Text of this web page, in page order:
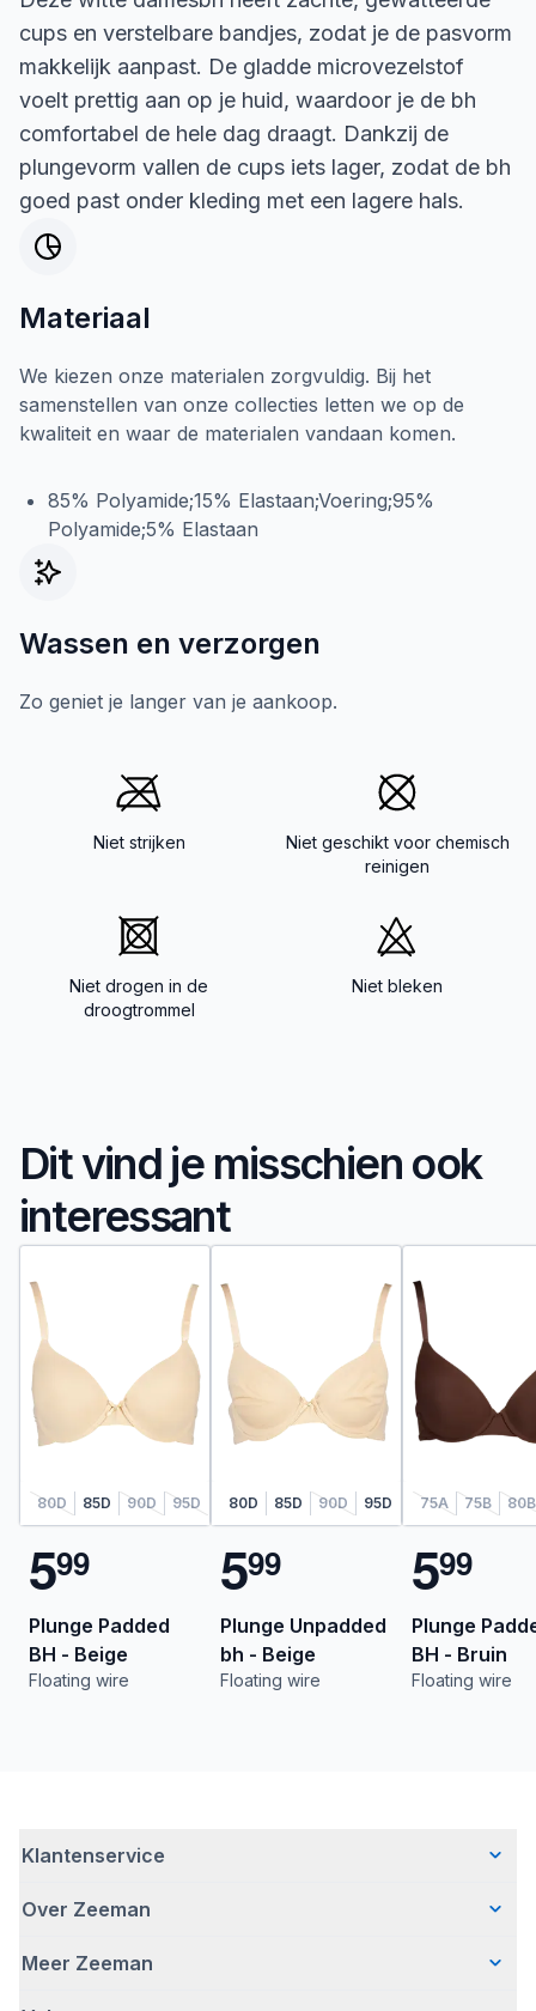
cups en verstelbare bandjes, zodat je de pasvorm
makkelijk aanpast. De gladde microvezelstof
voelt prettig aan op je huid, waardoor je de bh
comfortabel de hele dag draagt. Dankzij de
plungevorm vallen de cups iets lager, zodat de bh
goed past onder kleding met een lagere hals.
Materiaal
We kiezen onze materialen zorgvuldig. Bij het
samenstellen van onze collecties letten we op de
kwaliteit en waar de materialen vandaan komen.
85% Polyamide;15% Elastaan;Voering;95%
Polyamide;5% Elastaan
Wassen en verzorgen
Zo geniet je langer van je aankoop.
Niet strijken
Niet geschikt voor chemisch
reinigen
Niet drogen in de
droogtrommel
Niet bleken
Dit vind je misschien ook
interessant
80D 85D 90D 95D
599
Plunge Padded
BH - Beige
Floating wire
80D 85D 90D 95D
599
Plunge Unpadded
bh - Beige
Floating wire
75A 75B 80B
599
Plunge
BH - Bruin
Floating wire
Klantenservice
Veelgestelde vragen
Bezorgen
Over Zeeman
Wie wij zijn
Meer Zeeman